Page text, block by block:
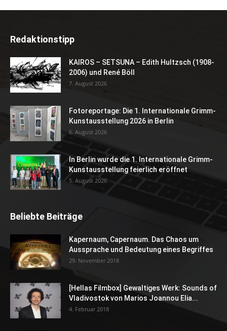
Redaktionstipp
KAIROS – SETSUNA – Edith Hultzsch (1908-
2006) und René Böll
7. August 2026
Fotoreportage: Die 1. Internationale Grimm-
Kunstausstellung 2026 in Berlin
6. August 2026
In Berlin wurde die 1. Internationale Grimm-
Kunstausstellung feierlich eröffnet
5. August 2026
Beliebte Beiträge
Kapernaum, Capernaum. Das Chaos um
Aussprache und Bedeutung eines Begriffes
29. November 2018
[Hellas Filmbox] Gewaltiges Werk: Sounds of
Vladivostok von Marios Joannou Elia...
4. Februar 2018